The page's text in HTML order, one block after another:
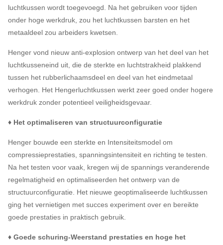
luchtkussen wordt toegevoegd. Na het gebruiken voor tijden
onder hoge werkdruk, zou het luchtkussen barsten en het
metaaldeel zou arbeiders kwetsen.
Henger vond nieuw anti-explosion ontwerp van het deel van het
luchtkusseneind uit, die de sterkte en luchtstrakheid plakkend
tussen het rubberlichaamsdeel en deel van het eindmetaal
verhogen. Het Hengerluchtkussen werkt zeer goed onder hogere
werkdruk zonder potentieel veiligheidsgevaar.
♦ Het optimaliseren van structuurconfiguratie
Henger bouwde een sterkte en Intensiteitsmodel om
compressieprestaties, spanningsintensiteit en richting te testen.
Na het testen voor vaak, kregen wij de spannings veranderende
regelmatigheid en optimaliseerden het ontwerp van de
structuurconfiguratie. Het nieuwe geoptimaliseerde luchtkussen
ging het vernietigen met succes experiment over en bereikte
goede prestaties in praktisch gebruik.
♦ Goede schuring-Weerstand prestaties en hoge het